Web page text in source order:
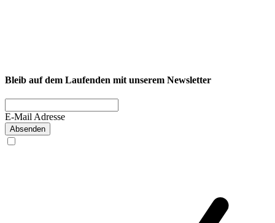
Bleib auf dem Laufenden mit unserem Newsletter
E-Mail Adresse
Absenden